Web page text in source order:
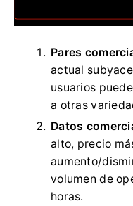
Pares
actual
usuarios
a otras
Datos
alto, precio
aumento/
volumen de
horas.